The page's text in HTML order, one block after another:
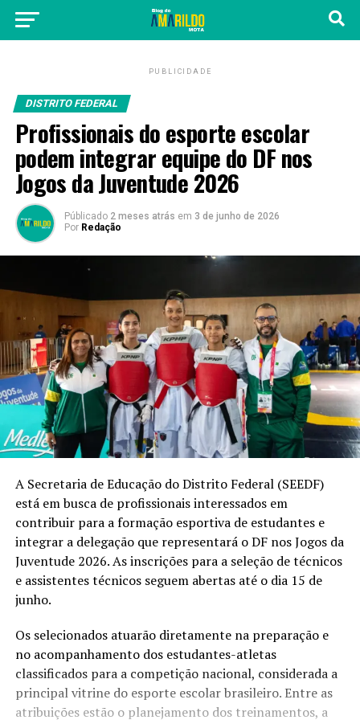
PUBLICIDADE
DISTRITO FEDERAL
Profissionais do esporte escolar
podem integrar equipe do DF nos
Jogos da Juventude 2026
Públicado 2 meses atrás em 3 de junho de 2026
Por Redação
A Secretaria de Educação do Distrito Federal (SEEDF)
está em busca de profissionais interessados em
contribuir para a formação esportiva de estudantes e
integrar a delegação que representará o DF nos Jogos da
Juventude 2026. As inscrições para a seleção de técnicos
e assistentes técnicos seguem abertas até o dia 15 de
junho.
Os selecionados atuarão diretamente na preparação e
no acompanhamento dos estudantes-atletas
classificados para a competição nacional, considerada a
principal vitrine do esporte escolar brasileiro. Entre as
atribuições estão o planejamento dos treinamentos, a